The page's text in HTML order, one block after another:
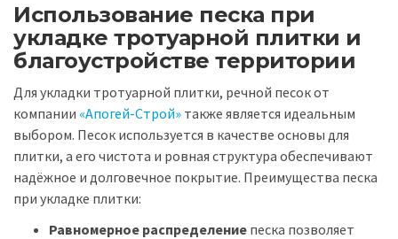
Использование песка при
укладке тротуарной плитки и
благоустройстве территории
Для укладки тротуарной плитки, речной песок от
компании «Апогей-Строй» также является идеальным
выбором. Песок используется в качестве основы для
плитки, а его чистота и ровная структура обеспечивают
надёжное и долговечное покрытие. Преимущества песка
при укладке плитки:
Равномерное распределение песка позволяет